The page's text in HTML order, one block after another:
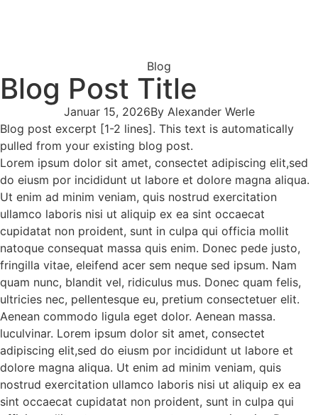
Blog
Blog Post Title
Januar 15, 2026ByAlexander Werle
Blog post excerpt [1-2 lines]. This text is automatically
pulled from your existing blog post.
Lorem ipsum dolor sit amet, consectet adipiscing elit,sed
do eiusm por incididunt ut labore et dolore magna aliqua.
Ut enim ad minim veniam, quis nostrud exercitation
ullamco laboris nisi ut aliquip ex ea sint occaecat
cupidatat non proident, sunt in culpa qui officia mollit
natoque consequat massa quis enim. Donec pede justo,
fringilla vitae, eleifend acer sem neque sed ipsum. Nam
quam nunc, blandit vel, ridiculus mus. Donec quam felis,
ultricies nec, pellentesque eu, pretium consectetuer elit.
Aenean commodo ligula eget dolor. Aenean massa.
luculvinar. Lorem ipsum dolor sit amet, consectet
adipiscing elit,sed do eiusm por incididunt ut labore et
dolore magna aliqua. Ut enim ad minim veniam, quis
nostrud exercitation ullamco laboris nisi ut aliquip ex ea
sint occaecat cupidatat non proident, sunt in culpa qui